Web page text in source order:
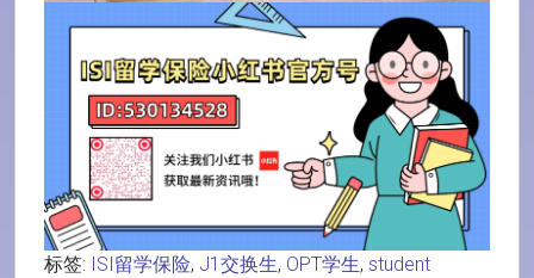
标签: ISI留学保险, J1交换生, OPT学生, student